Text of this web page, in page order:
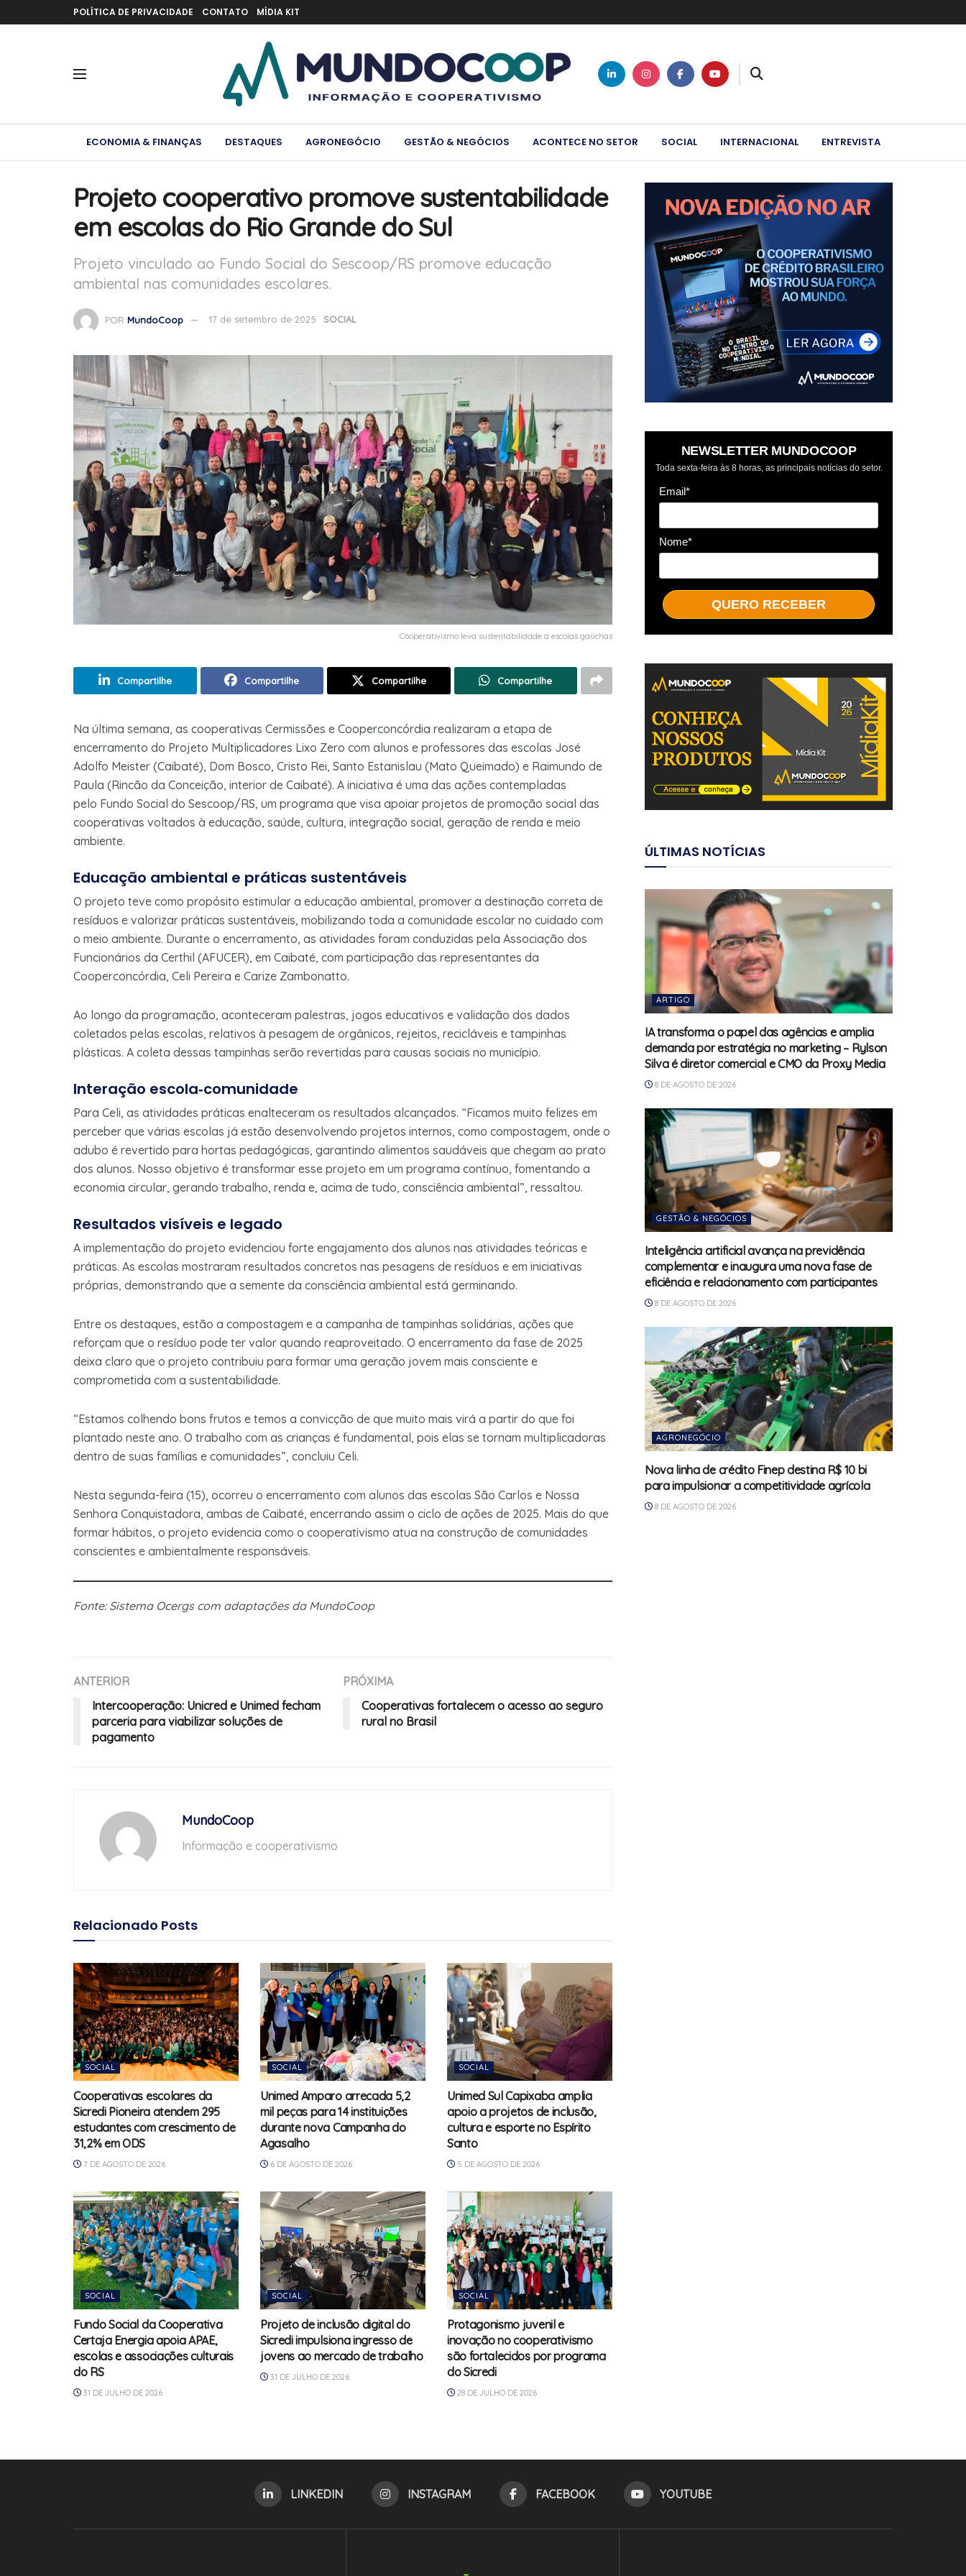
POLÍTICA DE PRIVACIDADE CONTATO MÍDIA KIT
ECONOMIA & FINANÇAS DESTAQUES AGRONEGÓCIO GESTÃO & NEGÓCIOS ACONTECE NO SETOR SOCIAL INTERNACIONAL ENTREVISTA
Projeto cooperativo promove sustentabilidade
em escolas do Rio Grande do Sul
Projeto vinculado ao Fundo Social do Sescoop/RS promove educação
ambiental nas comunidades escolares.
POR MundoCoop 17 de setembro de 2025 SOCIAL
Cooperativismo leva sustentabilidade a escolas gaúchas
Compartilhe Compartilhe Compartilhe Compartilhe
Na última semana, as cooperativas Cermissões e Cooperconcórdia realizaram a etapa de
encerramento do Projeto Multiplicadores Lixo Zero com alunos e professores das escolas José
Adolfo Meister (Caibaté), Dom Bosco, Cristo Rei, Santo Estanislau (Mato Queimado) e Raimundo de
Paula (Rincão da Conceição, interior de Caibaté). A iniciativa é uma das ações contempladas
pelo Fundo Social do Sescoop/RS, um programa que visa apoiar projetos de promoção social das
cooperativas voltados à educação, saúde, cultura, integração social, geração de renda e meio
ambiente.
Educação ambiental e práticas sustentáveis
O projeto teve como propósito estimular a educação ambiental, promover a destinação correta de
resíduos e valorizar práticas sustentáveis, mobilizando toda a comunidade escolar no cuidado com
o meio ambiente. Durante o encerramento, as atividades foram conduzidas pela Associação dos
Funcionários da Certhil (AFUCER), em Caibaté, com participação das representantes da
Cooperconcórdia, Celi Pereira e Carize Zambonatto.
Ao longo da programação, aconteceram palestras, jogos educativos e validação dos dados
coletados pelas escolas, relativos à pesagem de orgânicos, rejeitos, recicláveis e tampinhas
plásticas. A coleta dessas tampinhas serão revertidas para causas sociais no município.
Interação escola‑comunidade
Para Celi, as atividades práticas enalteceram os resultados alcançados. “Ficamos muito felizes em
perceber que várias escolas já estão desenvolvendo projetos internos, como compostagem, onde o
adubo é revertido para hortas pedagógicas, garantindo alimentos saudáveis que chegam ao prato
dos alunos. Nosso objetivo é transformar esse projeto em um programa contínuo, fomentando a
economia circular, gerando trabalho, renda e, acima de tudo, consciência ambiental”, ressaltou.
Resultados visíveis e legado
A implementação do projeto evidenciou forte engajamento dos alunos nas atividades teóricas e
práticas. As escolas mostraram resultados concretos nas pesagens de resíduos e em iniciativas
próprias, demonstrando que a semente da consciência ambiental está germinando.
Entre os destaques, estão a compostagem e a campanha de tampinhas solidárias, ações que
reforçam que o resíduo pode ter valor quando reaproveitado. O encerramento da fase de 2025
deixa claro que o projeto contribuiu para formar uma geração jovem mais consciente e
comprometida com a sustentabilidade.
“Estamos colhendo bons frutos e temos a convicção de que muito mais virá a partir do que foi
plantado neste ano. O trabalho com as crianças é fundamental, pois elas se tornam multiplicadoras
dentro de suas famílias e comunidades”, concluiu Celi.
Nesta segunda-feira (15), ocorreu o encerramento com alunos das escolas São Carlos e Nossa
Senhora Conquistadora, ambas de Caibaté, encerrando assim o ciclo de ações de 2025. Mais do que
formar hábitos, o projeto evidencia como o cooperativismo atua na construção de comunidades
conscientes e ambientalmente responsáveis.
Fonte: Sistema Ocergs com adaptações da MundoCoop
ANTERIOR
Intercooperação: Unicred e Unimed fecham
parceria para viabilizar soluções de
pagamento
PRÓXIMA
Cooperativas fortalecem o acesso ao seguro
rural no Brasil
MundoCoop
Informação e cooperativismo
Relacionado Posts
SOCIAL
Cooperativas escolares da
Sicredi Pioneira atendem 295
estudantes com crescimento de
31,2% em ODS
7 DE AGOSTO DE 2026
SOCIAL
Unimed Amparo arrecada 5,2
mil peças para 14 instituições
durante nova Campanha do
Agasalho
6 DE AGOSTO DE 2026
SOCIAL
Unimed Sul Capixaba amplia
apoio a projetos de inclusão,
cultura e esporte no Espírito
Santo
5 DE AGOSTO DE 2026
SOCIAL
Fundo Social da Cooperativa
Certaja Energia apoia APAE,
escolas e associações culturais
do RS
31 DE JULHO DE 2026
SOCIAL
Projeto de inclusão digital do
Sicredi impulsiona ingresso de
jovens ao mercado de trabalho
31 DE JULHO DE 2026
SOCIAL
Protagonismo juvenil e
inovação no cooperativismo
são fortalecidos por programa
do Sicredi
28 DE JULHO DE 2026
NEWSLETTER MUNDOCOOP
Toda sexta-feira às 8 horas, as principais notícias do setor.
Email*
Nome*
QUERO RECEBER
ÚLTIMAS NOTÍCIAS
ARTIGO
IA transforma o papel das agências e amplia
demanda por estratégia no marketing – Rylson
Silva é diretor comercial e CMO da Proxy Media
8 DE AGOSTO DE 2026
GESTÃO & NEGÓCIOS
Inteligência artificial avança na previdência
complementar e inaugura uma nova fase de
eficiência e relacionamento com participantes
8 DE AGOSTO DE 2026
AGRONEGÓCIO
Nova linha de crédito Finep destina R$ 10 bi
para impulsionar a competitividade agrícola
8 DE AGOSTO DE 2026
LINKEDIN INSTAGRAM FACEBOOK YOUTUBE